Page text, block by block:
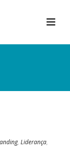
, Liderança,